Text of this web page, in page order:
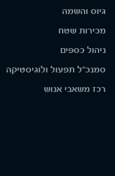
גיוס והשמה
מכירות שטח
ניהול כספים
סמנכ"ל תפעול ולוגיסטיקה
רכז משאבי אנוש